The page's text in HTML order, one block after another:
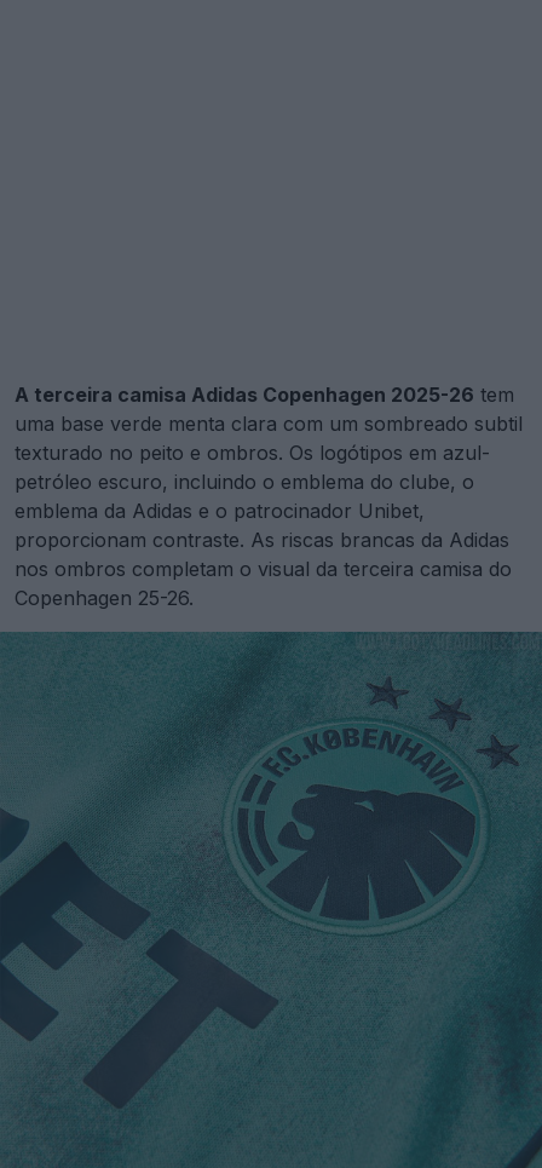
A terceira camisa Adidas Copenhagen 2025-26 tem
uma base verde menta clara com um sombreado subtil
texturado no peito e ombros. Os logótipos em azul-
petróleo escuro, incluindo o emblema do clube, o
emblema da Adidas e o patrocinador Unibet,
proporcionam contraste. As riscas brancas da Adidas
nos ombros completam o visual da terceira camisa do
Copenhagen 25-26.